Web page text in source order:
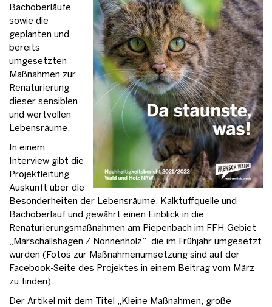
Bachoberläufe
sowie die
geplanten und
bereits
umgesetzten
Maßnahmen zur
Renaturierung
dieser sensiblen
und wertvollen
Lebensräume.
In einem
Interview gibt die
Projektleitung
Auskunft über die
Besonderheiten der Lebensräume, Kalktuffquelle und
Bachoberlauf und gewährt einen Einblick in die
Renaturierungsmaßnahmen am Piepenbach im FFH-Gebiet
„Marschallshagen / Nonnenholz“, die im Frühjahr umgesetzt
wurden (Fotos zur Maßnahmenumsetzung sind auf der
Facebook-Seite des Projektes in einem Beitrag vom März
zu finden).
Der Artikel mit dem Titel „Kleine Maßnahmen, große